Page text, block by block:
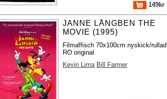
149kr
JANNE LÅNGBEN THE
MOVIE (1995)
Filmaffisch 70x100cm nyskick/rullad
RO original
Kevin Lima Bill Farmer